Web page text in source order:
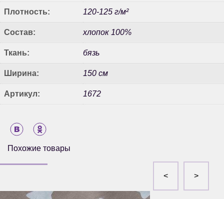
Плотность: 120-125 г/м²
Состав: хлопок 100%
Ткань: бязь
Ширина: 150 см
Артикул: 1672
Похожие товары